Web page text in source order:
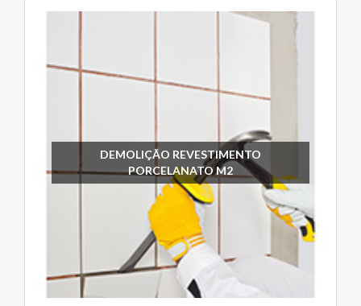
DEMOLIÇÃO REVESTIMENTO
PORCELANATO M2